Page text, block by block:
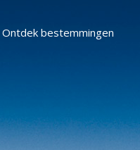
Ontdek bestemmingen